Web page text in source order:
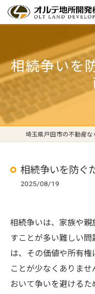
相続争いを
相続争いを防ぐ
2025/08/19
相続争いは、家族や親
すことが多い難しい
は、その価値や所有
ことが少なくありま
おいて争いを避ける